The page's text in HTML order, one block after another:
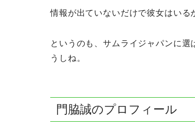
情報が出ていないだけで彼女はいる
というのも、サムライジャパンに
うしね。
門脇誠のプロフィール